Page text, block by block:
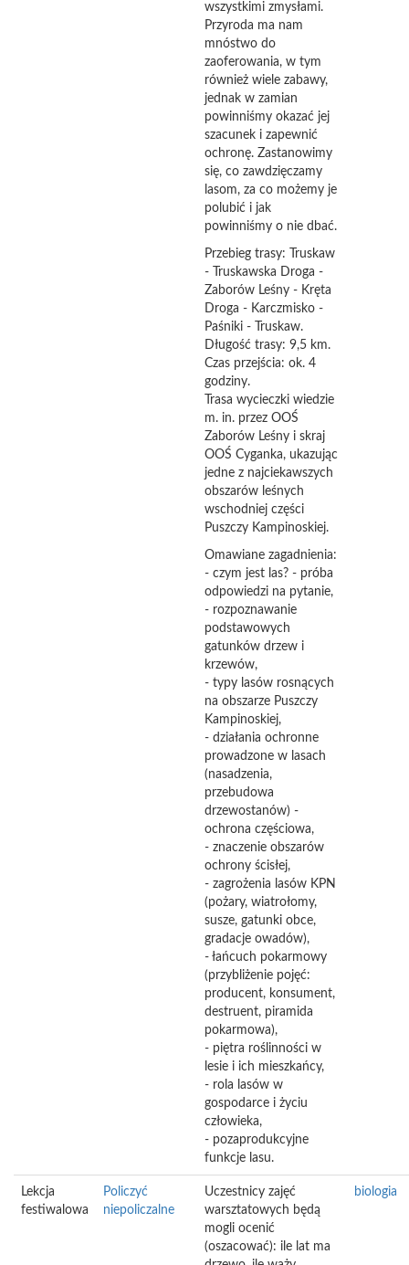
wszystkimi zmysłami.
Przyroda ma nam
mnóstwo do
zaoferowania, w tym
również wiele zabawy,
jednak w zamian
powinniśmy okazać jej
szacunek i zapewnić
ochronę. Zastanowimy
się, co zawdzięczamy
lasom, za co możemy je
polubić i jak
powinniśmy o nie dbać.
Przebieg trasy: Truskaw
- Truskawska Droga -
Zaborów Leśny - Kręta
Droga - Karczmisko -
Paśniki - Truskaw.
Długość trasy: 9,5 km.
Czas przejścia: ok. 4
godziny.
Trasa wycieczki wiedzie
m. in. przez OOŚ
Zaborów Leśny i skraj
OOŚ Cyganka, ukazując
jedne z najciekawszych
obszarów leśnych
wschodniej części
Puszczy Kampinoskiej.
Omawiane zagadnienia:
- czym jest las? - próba
odpowiedzi na pytanie,
- rozpoznawanie
podstawowych
gatunków drzew i
krzewów,
- typy lasów rosnących
na obszarze Puszczy
Kampinoskiej,
- działania ochronne
prowadzone w lasach
(nasadzenia,
przebudowa
drzewostanów) -
ochrona częściowa,
- znaczenie obszarów
ochrony ścisłej,
- zagrożenia lasów KPN
(pożary, wiatrołomy,
susze, gatunki obce,
gradacje owadów),
- łańcuch pokarmowy
(przybliżenie pojęć:
producent, konsument,
destruent, piramida
pokarmowa),
- piętra roślinności w
lesie i ich mieszkańcy,
- rola lasów w
gospodarce i życiu
człowieka,
- pozaprodukcyjne
funkcje lasu.
Lekcja
festiwalowa
Policzyć
niepoliczalne
Uczestnicy zajęć
warsztatowych będą
mogli ocenić
(oszacować): ile lat ma
biologia